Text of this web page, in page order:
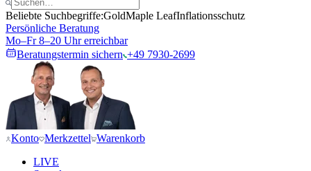
Beliebte Suchbegriffe:GoldMaple LeafInflationsschutz
Persönliche Beratung
Mo–Fr 8–20 Uhr erreichbar
Beratungstermin sichern +49 7930-2699
Konto Merkzettel Warenkorb
LIVE